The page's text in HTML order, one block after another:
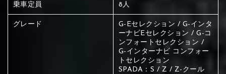
乗車定員 8人
グレード
G-Eセレクション / G-インタ
ーナビEセレクション / G-コ
ンフォートセレクション /
G-インターナビ コンフォー
トセレクション
SPADA：S / Z / Z-クール